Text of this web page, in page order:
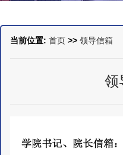
当前位置: 首页 >> 领导信箱
领